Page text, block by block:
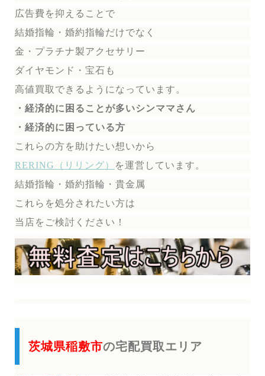
広告費を抑えることで
結婚指輪・婚約指輪だけでなく
金・プラチナ製アクセサリー
ダイヤモンド・宝石も
高値買取できるようになっています。
・経済的に困ることが多いシンママさん
・経済的に困っている方
これらの方を助けたい想いから
RERING（リリング）
を運営しています。
結婚指輪・婚約指輪・貴金属
これらを処分されたい方は
当店をご検討ください！
茨城県稲敷市の宅配買取エリア